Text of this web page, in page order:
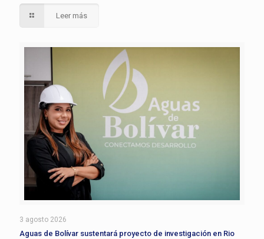
Leer más
3 agosto 2026
Aguas de Bolívar sustentará proyecto de investigación en Rio